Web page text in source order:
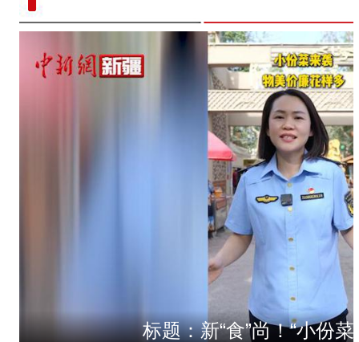
标题：新“食”尚！“小份